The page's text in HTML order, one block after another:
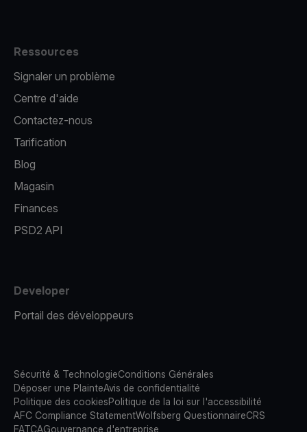
Ressources
Signaler un problème
Centre d'aide
Contactez-nous
Tarification
Blog
Magasin
Finances
PSD2 API
Developer
Portail des développeurs
Sécurité & TechnologieConditions Générales
Déposer une PlainteAvis de confidentialité
Politique des cookiesPolitique de la loi sur l'accessibilité
AFC Compliance StatementWolfsberg QuestionnaireCRS
FATCAGouvernance d'entreprise